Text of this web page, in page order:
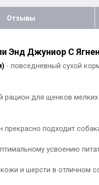
Отзывы
Энд Джуниор С
- повседневный сухой
рацион для щенков
подходит
усвоению
и шерсти в отличном